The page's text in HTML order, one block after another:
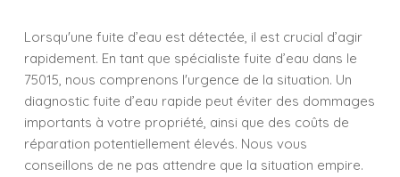
Lorsqu'une fuite d’eau est détectée, il est crucial d’agir
rapidement. En tant que spécialiste fuite d’eau dans le
75015, nous comprenons l'urgence de la situation. Un
diagnostic fuite d’eau rapide peut éviter des dommages
importants à votre propriété, ainsi que des coûts de
réparation potentiellement élevés. Nous vous
conseillons de ne pas attendre que la situation empire.